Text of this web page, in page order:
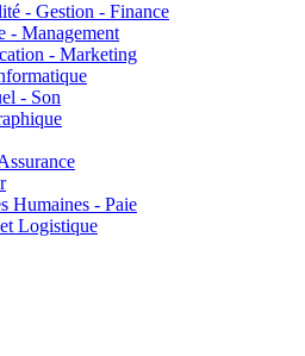
- Gestion - Finance
- Management
- Marketing
- Son
Humaines - Paie
Logistique